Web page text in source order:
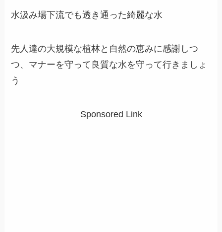
水汲み場下流でも透き通った綺麗な水
先人達の大規模な植林と自然の恵みに感謝しつ
つ、マナーを守って良質な水を守って行きましょ
う
Sponsored Link